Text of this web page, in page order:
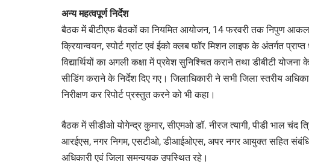
अन्य महत्वपूर्ण निर्देश
बैठक में बीटीएफ बैठकों का नियमित आयोजन, 14 फरवरी तक निपुण
क्रियान्वयन, स्पोर्ट ग्रांट एवं ईको क्लब फॉर मिशन लाइफ के अंतर्गत प्राप्त
विद्यार्थियों का अगली कक्षा में प्रवेश सुनिश्चित कराने तथा डीबीटी
सीडिंग कराने के निर्देश दिए गए। जिलाधिकारी ने सभी जिला स्तरीय
निरीक्षण कर रिपोर्ट प्रस्तुत करने को भी कहा।
बैठक में सीडीओ योगेन्द्र कुमार, सीएमओ डॉ. नीरज त्यागी, पीडी भाल चंद
आरईएस, नगर निगम, एसटीओ, डीआईओएस, अपर नगर आयुक्त सहित
अधिकारी एवं जिला समन्वयक उपस्थित रहे।